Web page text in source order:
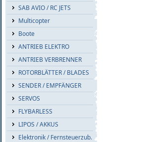
SAB AVIO / RC JETS
Multicopter
Boote
ANTRIEB ELEKTRO
ANTRIEB VERBRENNER
ROTORBLÄTTER / BLADES
SENDER / EMPFÄNGER
SERVOS
FLYBARLESS
LIPOS / AKKUS
Elektronik / Fernsteuerzub.